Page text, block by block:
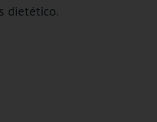
dietético.